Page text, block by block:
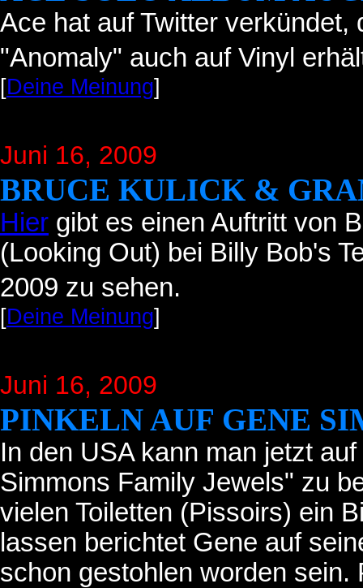
Ace hat auf Twitter verkündet,
"Anomaly" auch auf Vinyl
[Deine Meinung]
Juni 16, 2009
BRUCE KULICK &
Hier gibt es einen Auftritt von
(Looking Out) bei Billy Bob's
2009 zu sehen.
[Deine Meinung]
Juni 16, 2009
PINKELN AUF GENE
In den USA kann man jetzt
Simmons Family Jewels" zu
vielen Toiletten (Pissoirs) ein
lassen berichtet Gene auf
schon gestohlen worden sein.